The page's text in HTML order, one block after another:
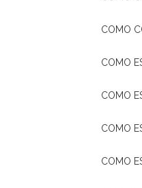
COMO
COMO
COMO
COMO
COMO